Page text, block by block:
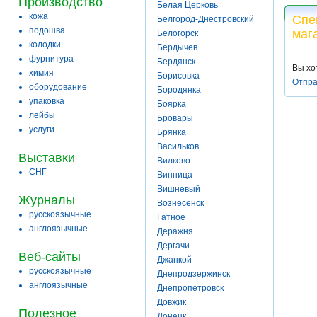
кожа
подошва
колодки
фурнитура
химия
оборудование
упаковка
лейбы
услуги
Выставки
СНГ
Журналы
русскоязычные
англоязычные
Веб-сайты
русскоязычные
англоязычные
Полезное
Белая Церковь
Белгород-Днестровский
Белогорск
Бердычев
Бердянск
Борисовка
Бородянка
Боярка
Бровары
Брянка
Васильков
Вилково
Винница
Вишневый
Вознесенск
Гатное
Деражня
Дергачи
Джанкой
Днепродзержинск
Днепропетровск
Довжик
Вы